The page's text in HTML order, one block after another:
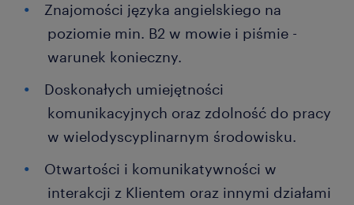
Znajomości języka angielskiego na
poziomie min. B2 w mowie i piśmie -
warunek konieczny.
Doskonałych umiejętności
komunikacyjnych oraz zdolność do pracy
w wielodyscyplinarnym środowisku.
Otwartości i komunikatywności w
interakcji z Klientem oraz innymi działami